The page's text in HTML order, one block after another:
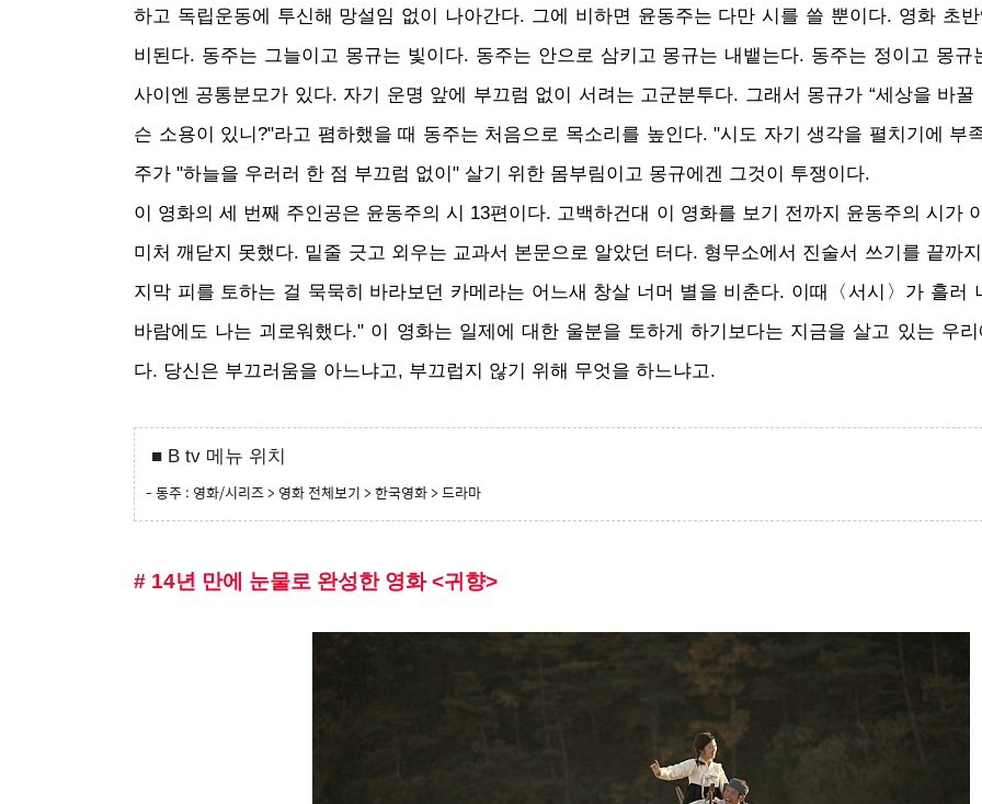
하고 독립운동에 투신해 망설임 없이 나아간다. 그에 비하면 윤동주는 다만 시를 쓸 뿐이다. 영화 초
비된다. 동주는 그늘이고 몽규는 빛이다. 동주는 안으로 삼키고 몽규는 내뱉는다. 동주는 정이고 몽규
사이엔 공통분모가 있다. 자기 운명 앞에 부끄럼 없이 서려는 고군분투다. 그래서 몽규가 “세상을 바
슨 소용이 있니?"라고 폄하했을 때 동주는 처음으로 목소리를 높인다. "시도 자기 생각을 펼치기에 부
주가 "하늘을 우러러 한 점 부끄럼 없이" 살기 위한 몸부림이고 몽규에겐 그것이 투쟁이다.
이 영화의 세 번째 주인공은 윤동주의 시 13편이다. 고백하건대 이 영화를 보기 전까지 윤동주의 시가
미처 깨닫지 못했다. 밑줄 긋고 외우는 교과서 본문으로 알았던 터다. 형무소에서 진술서 쓰기를 끝까
지막 피를 토하는 걸 묵묵히 바라보던 카메라는 어느새 창살 너머 별을 비춘다. 이때〈서시〉가 흘러
바람에도 나는 괴로워했다." 이 영화는 일제에 대한 울분을 토하게 하기보다는 지금을 살고 있는 우
다. 당신은 부끄러움을 아느냐고, 부끄럽지 않기 위해 무엇을 하느냐고.
■ B tv 메뉴 위치
- 동주 : 영화/시리즈 > 영화 전체보기 > 한국영화 > 드라마
# 14년 만에 눈물로 완성한 영화 <귀향>